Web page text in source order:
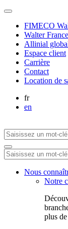
FIMECO
Walter France
Allinial
Espace client
Carrière
Contact
Location de
fr
en
Nous
Notre
plus